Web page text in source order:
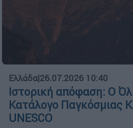
Ελλάδα|26.07.2026 10:40
Ιστορική απόφαση: Ο
Κατάλογο Παγκόσμιας
UNESCO